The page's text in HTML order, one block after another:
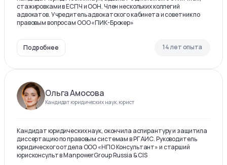
стажировками в ЕСПЧ и ООН. Член нескольких коллегий
адвокатов. Учредитель адвокатского кабинета и советник по
правовым вопросам ООО «ПИК-Брокер»
Подробнее 14 лет опыта
Ольга Амосова
Кандидат юридических наук, юрист
Кандидат юридических наук, окончила аспирантуру и защитила
диссертацию по правовым системам в РГАИС. Руководитель
юридического отдела ООО «НПО Консультант» и старший
юрисконсульт в ManpowerGroup Russia & CIS